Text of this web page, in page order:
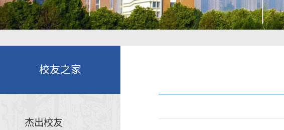
校友之家
杰出校友